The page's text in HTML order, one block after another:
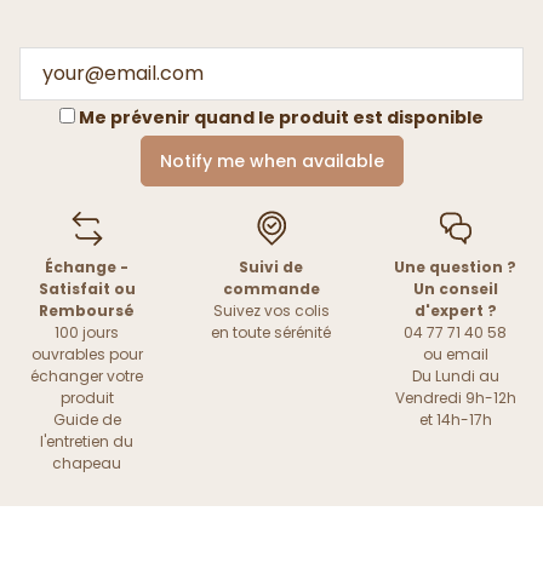
Me prévenir quand le produit est disponible
Notify me when available
Échange -
Satisfait ou
Remboursé
100 jours
ouvrables pour
échanger votre
produit
Guide de
l'entretien du
chapeau
Suivi de
commande
Suivez vos colis
en toute sérénité
Une question ?
Un conseil
d'expert ?
04 77 71 40 58
ou email
Du Lundi au
Vendredi 9h-12h
et 14h-17h